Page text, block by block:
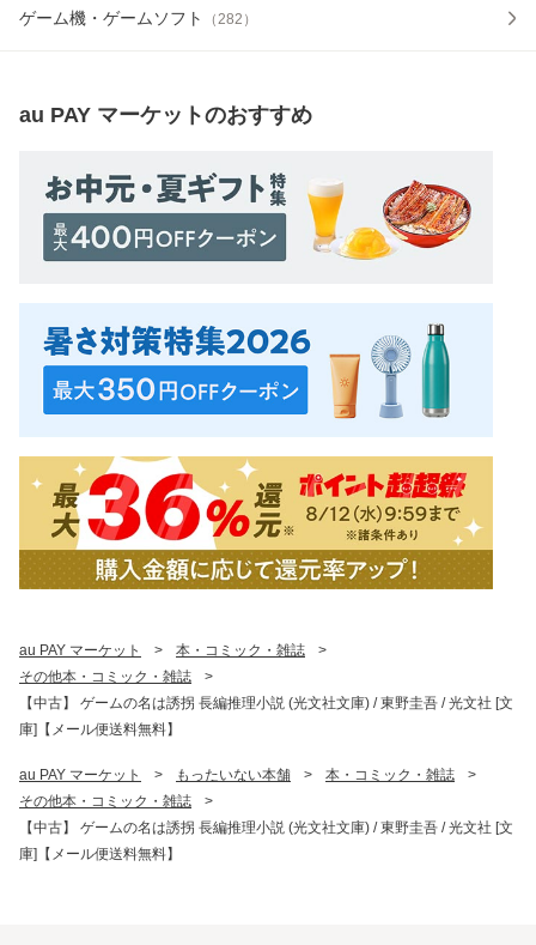
ゲーム機・ゲームソフト （282 ）
au PAY マーケットのおすすめ
au PAY マーケット > 本・コミック・雑誌
>
その他本・コミック・雑誌
>
【中古】 ゲームの名は誘拐 長編推理小説 (光文社文庫) / 東野圭吾 / 光文社 [文
庫]【メール便送料無料】
au PAY マーケット > もったいない本舗 > 本・コミック・雑誌
>
その他本・コミック・雑誌
>
【中古】 ゲームの名は誘拐 長編推理小説 (光文社文庫) / 東野圭吾 / 光文社 [文
庫]【メール便送料無料】